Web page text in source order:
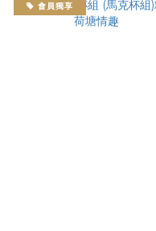
會員獨享